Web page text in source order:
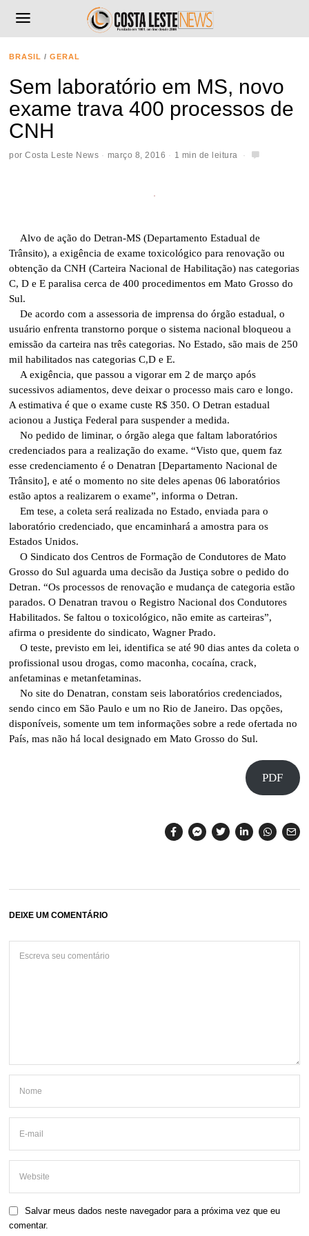
BRASIL / GERAL
Sem laboratório em MS, novo
exame trava 400 processos de
CNH
porCosta Leste News março 8, 2016 1 min de leitura
Alvo de ação do Detran-MS (Departamento Estadual de
Trânsito), a exigência de exame toxicológico para renovação ou
obtenção da CNH (Carteira Nacional de Habilitação) nas categorias
C, D e E paralisa cerca de 400 procedimentos em Mato Grosso do
Sul.
De acordo com a assessoria de imprensa do órgão estadual, o
usuário enfrenta transtorno porque o sistema nacional bloqueou a
emissão da carteira nas três categorias. No Estado, são mais de 250
mil habilitados nas categorias C,D e E.
A exigência, que passou a vigorar em 2 de março após
sucessivos adiamentos, deve deixar o processo mais caro e longo.
A estimativa é que o exame custe R$ 350. O Detran estadual
acionou a Justiça Federal para suspender a medida.
No pedido de liminar, o órgão alega que faltam laboratórios
credenciados para a realização do exame. “Visto que, quem faz
esse credenciamento é o Denatran [Departamento Nacional de
Trânsito], e até o momento no site deles apenas 06 laboratórios
estão aptos a realizarem o exame”, informa o Detran.
Em tese, a coleta será realizada no Estado, enviada para o
laboratório credenciado, que encaminhará a amostra para os
Estados Unidos.
O Sindicato dos Centros de Formação de Condutores de Mato
Grosso do Sul aguarda uma decisão da Justiça sobre o pedido do
Detran. “Os processos de renovação e mudança de categoria estão
parados. O Denatran travou o Registro Nacional dos Condutores
Habilitados. Se faltou o toxicológico, não emite as carteiras”,
afirma o presidente do sindicato, Wagner Prado.
O teste, previsto em lei, identifica se até 90 dias antes da coleta o
profissional usou drogas, como maconha, cocaína, crack,
anfetaminas e metanfetaminas.
No site do Denatran, constam seis laboratórios credenciados,
sendo cinco em São Paulo e um no Rio de Janeiro. Das opções,
disponíveis, somente um tem informações sobre a rede ofertada no
País, mas não há local designado em Mato Grosso do Sul.
PDF
DEIXE UM COMENTÁRIO
Salvar meus dados neste navegador para a próxima vez que eu
comentar.